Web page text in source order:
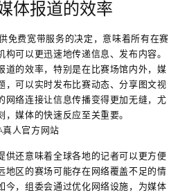
体报道的效率
免费宽带服务的决定，意味着所有在赛
可以更迅速地传递信息、发布内容。
道的效率，特别是在比赛场馆内外，媒
，可以实时发布比赛动态、分享图文视
网络连接让信息传播变得更加无缝，尤
，媒体的快速反应至关重要。
真人官方网站
供还意味着全球各地的记者可以更方便
地区的赛场可能存在网络覆盖不足的情
今，组委会通过优化网络设施，为媒体